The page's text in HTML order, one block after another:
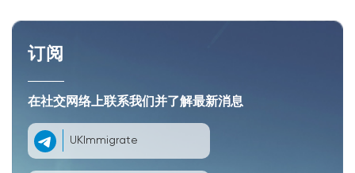
订阅
在社交网络上联系我们并了解最新消息
UKImmigrate